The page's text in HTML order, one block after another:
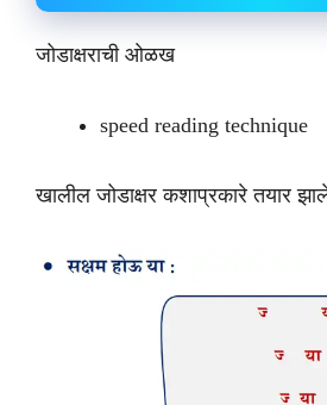
जोडाक्षराची ओळख
speed reading technique
खालील जोडाक्षर कशाप्रकारे तयार